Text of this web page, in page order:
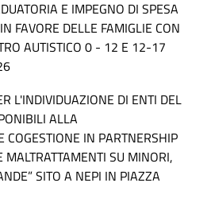
E IMPEGNO DI SPESA
FAVORE DELLE FAMIGLIE CON
AUTISTICO 0 - 12 E 12-17
L'INDIVIDUAZIONE DI ENTI DEL
ALLA
COGESTIONE IN PARTNERSHIP
MALTRATTAMENTI SU MINORI,
SITO A NEPI IN PIAZZA